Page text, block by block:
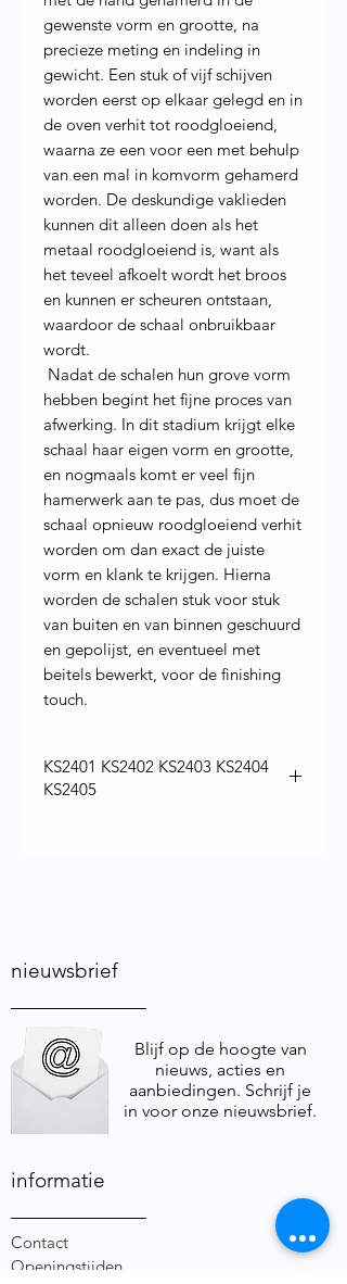
gewenste vorm en grootte, na
precieze meting en indeling in
gewicht. Een stuk of vijf schijven
worden eerst op elkaar gelegd en in
de oven verhit tot roodgloeiend,
waarna ze een voor een met behulp
van een mal in komvorm gehamerd
worden. De deskundige vaklieden
kunnen dit alleen doen als het
metaal roodgloeiend is, want als
het teveel afkoelt wordt het broos
en kunnen er scheuren ontstaan,
waardoor de schaal onbruikbaar
wordt.
Nadat de schalen hun grove vorm
hebben begint het fijne proces van
afwerking. In dit stadium krijgt elke
schaal haar eigen vorm en grootte,
en nogmaals komt er veel fijn
hamerwerk aan te pas, dus moet de
schaal opnieuw roodgloeiend verhit
worden om dan exact de juiste
vorm en klank te krijgen. Hierna
worden de schalen stuk voor stuk
van buiten en van binnen geschuurd
en gepolijst, en eventueel met
beitels bewerkt, voor de finishing
touch.
KS2401 KS2402 KS2403 KS2404
KS2405
nieuwsbrief
Blijf op de hoogte van
nieuws, acties en
aanbiedingen. Schrijf je
in voor onze nieuwsbrief.
informatie
Contact
Openingstijden